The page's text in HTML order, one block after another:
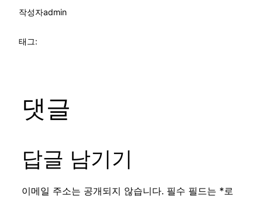
작성자admin
태그:
댓글
답글 남기기
이메일 주소는 공개되지 않습니다. 필수 필드는 *로